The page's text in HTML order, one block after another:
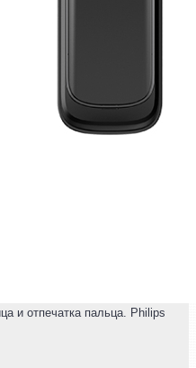
и отпечатка пальца. Philips